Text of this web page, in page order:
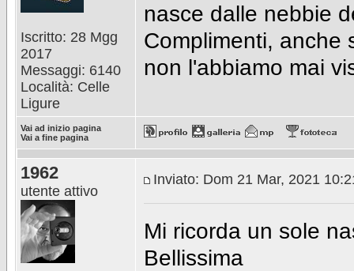
Iscritto: 28 Mgg
2017
Messaggi: 6140
Località: Celle
Ligure
nasce dalle nebbie
Complimenti, anche
non l'abbiamo mai
Vai ad inizio pagina
Vai a fine pagina
1962
utente attivo
Inviato: Dom 21 Mar, 2021
Mi ricorda un sole
Bellissima